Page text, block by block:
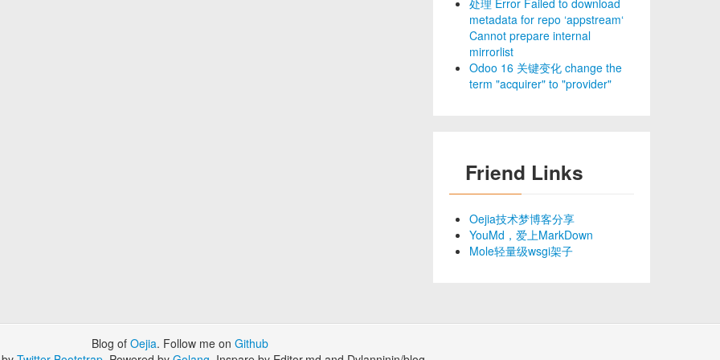
处理 Error Failed to download
metadata for repo ‘appstream‘
Cannot prepare internal
mirrorlist
Odoo 16 关键变化 change the
term "acquirer" to "provider"
Friend Links
Oejia技术梦博客分享
YouMd，爱上MarkDown
Mole轻量级wsgi架子
Blog of Oejia. Follow me on Github